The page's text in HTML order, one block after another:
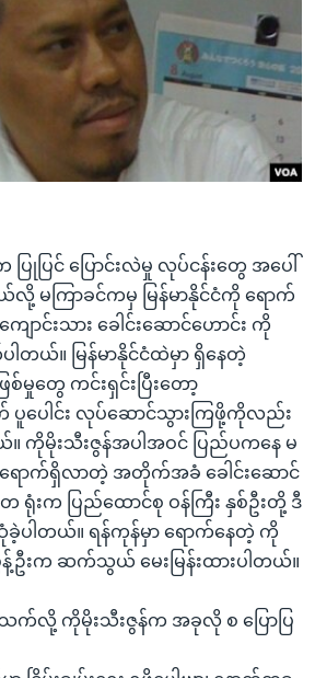
ာ
း
ြုပြင် ပြောင်းလဲမှု လုပ်ငန်းတွေ အပေါ်
လို့ မကြာခင်ကမှ မြန်မာနိုင်ငံကို ရောက်
ာင်းသား ခေါင်းဆောင်ဟောင်း ကို
ါတယ်။ မြန်မာနိုင်ငံထဲမှာ ရှိနေတဲ့
တွေ ကင်းရှင်းပြီးတော့
ပေါင်း လုပ်ဆောင်သွားကြဖို့ကိုလည်း
ကိုမိုးသီးဇွန်အပါအဝင် ပြည်ပကနေ မ
ရောက်ရှိလာတဲ့ အတိုက်အခံ ခေါင်းဆောင်
ရုံးက ပြည်ထောင်စု ဝန်ကြီး နှစ်ဦးတို့ ဒီ
ပါတယ်။ ရန်ကုန်မှာ ရောက်နေတဲ့ ကို
ဦးက ဆက်သွယ် မေးမြန်းထားပါတယ်။
လို့ ကိုမိုးသီးဇွန်က အခုလို စ ပြောပြ